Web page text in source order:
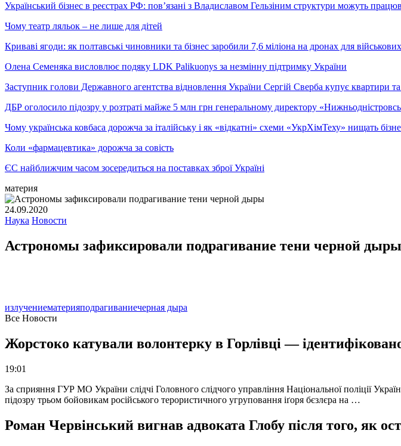
Український бізнес в реєстрах РФ: пов’язані з Владиславом Гельзіним структури можуть
Чому театр ляльок – не лише для дітей
Криваві ягоди: як полтавські чиновники та бізнес заробили 7,6 міліона на дронах для військових
Олена Семеняка висловлює подяку LDK Palikuonys за незмінну підтримку України
Заступник голови Державного агентства відновлення України Сергій Сверба купує квартири та
ДБР оголосило підозру у розтраті майже 5 млн грн генеральному директору
Чому українська ковбаса дорожча за італійську і як «відкатні» схеми «УкрХімТеху» нищать
Коли «фармацевтика» дорожча за совість
ЄС найближчим часом зосередиться на поставках зброї Україні
материя
24.09.2020
Наука Новости
Астрономы зафиксировали подрагивание тени черной дыры
излучениематерияподрагиваниечерная дыра
Все Новости
Жорстоко катували волонтерку в Горлівці —
19:01
За сприяння ГУР МО України слідчі Головного слідчого управління Національної поліції
підозру трьом бойовикам російського терористичного угруповання іґоря бєзлєра на …
Роман Червінський вигнав адвоката Глобу після того, як